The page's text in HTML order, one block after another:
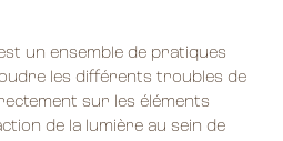
un ensemble de pratiques
les différents troubles de
sur les éléments
de la lumière au sein de